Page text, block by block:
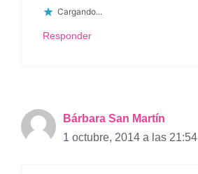
Cargando...
Responder
Bárbara San Martín
1 octubre, 2014 a las 21:54